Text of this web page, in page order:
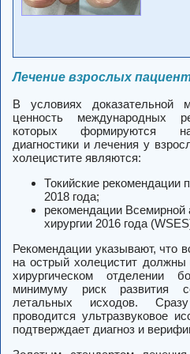
Лечение взрослых
В условиях доказательной
ценность международных
которых формируются
диагностики и лечения у
холецистите являются:
Токийские рекомендации
2018 года;
рекомендации Всемирной
хирургии 2016 года
Рекомендации указывают, что
на острый холецистит должны
хирургическом
минимуму риск развития
летальных исходов.
проводится ультразвуковое
подтверждает диагноз и